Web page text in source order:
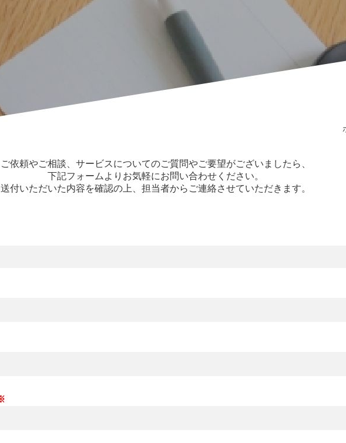
ご依頼やご相談、サービスについてのご質問やご要望がございましたら、
下記フォームよりお気軽にお問い合わせください。
送付いただいた内容を確認の上、担当者からご連絡させていただきます。